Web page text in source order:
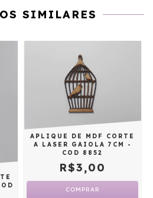
SIMILARES
APLIQUE DE MDF CORTE
A LASER GAIOLA 7CM -
COD 8852
R$3,00